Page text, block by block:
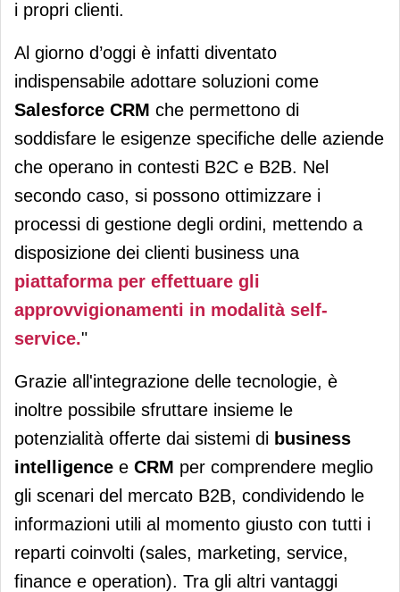
i propri clienti.
Al giorno d’oggi è infatti diventato
indispensabile adottare soluzioni come
Salesforce CRM che permettono di
soddisfare le esigenze specifiche delle aziende
che operano in contesti B2C e B2B. Nel
secondo caso, si possono ottimizzare i
processi di gestione degli ordini, mettendo a
disposizione dei clienti business una
piattaforma per effettuare gli
approvvigionamenti in modalità self-
service."
Grazie all'integrazione delle tecnologie, è
inoltre possibile sfruttare insieme le
potenzialità offerte dai sistemi di business
intelligence e CRM per comprendere meglio
gli scenari del mercato B2B, condividendo le
informazioni utili al momento giusto con tutti i
reparti coinvolti (sales, marketing, service,
finance e operation). Tra gli altri vantaggi